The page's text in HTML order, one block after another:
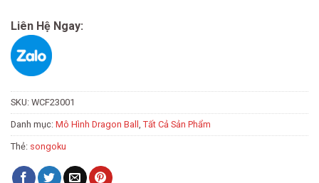
Liên Hệ Ngay:
SKU: WCF23001
Danh mục: Mô Hình Dragon Ball Tất Cả Sản Phẩm
Thẻ: songoku